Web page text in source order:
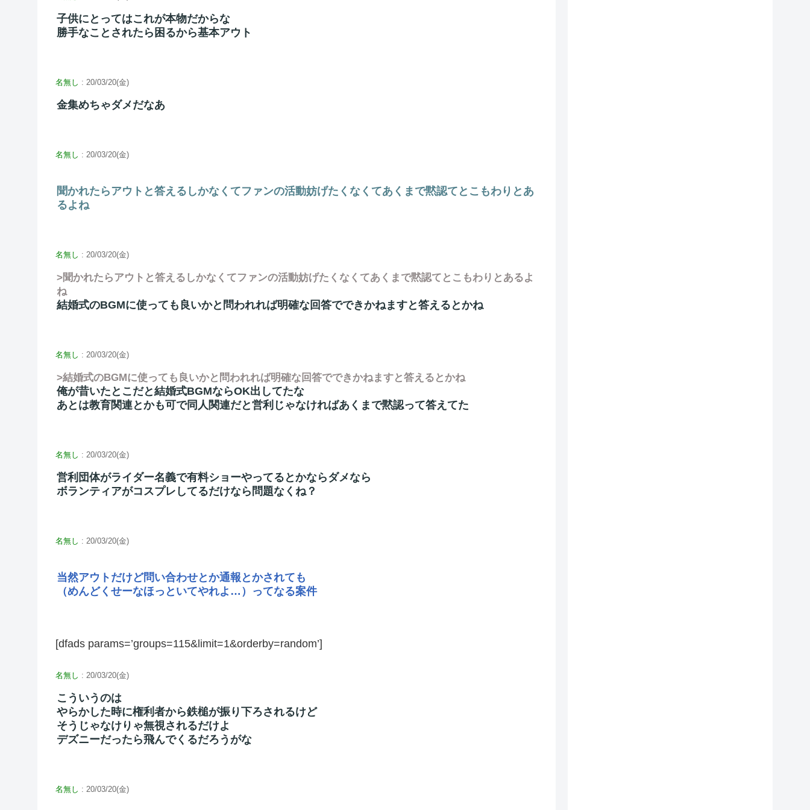
子供にとってはこれが本物だからな
勝手なことされたら困るから基本アウト
名無し : 20/03/20(金)
金集めちゃダメだなあ
名無し : 20/03/20(金)
聞かれたらアウトと答えるしかなくてファンの活動妨げたくなくてあくまで黙認てとこもわりとあ
るよね
名無し : 20/03/20(金)
>聞かれたらアウトと答えるしかなくてファンの活動妨げたくなくてあくまで黙認てとこもわりとあるよ
ね
結婚式のBGMに使っても良いかと問われれば明確な回答でできかねますと答えるとかね
名無し : 20/03/20(金)
>結婚式のBGMに使っても良いかと問われれば明確な回答でできかねますと答えるとかね
俺が昔いたとこだと結婚式BGMならOK出してたな
あとは教育関連とかも可で同人関連だと営利じゃなければあくまで黙認って答えてた
名無し : 20/03/20(金)
営利団体がライダー名義で有料ショーやってるとかならダメなら
ボランティアがコスプレしてるだけなら問題なくね？
名無し : 20/03/20(金)
当然アウトだけど問い合わせとか通報とかされても
（めんどくせーなほっといてやれよ…）ってなる案件
[dfads params=’groups=115&limit=1&orderby=random’]
名無し : 20/03/20(金)
こういうのは
やらかした時に権利者から鉄槌が振り下ろされるけど
そうじゃなけりゃ無視されるだけよ
デズニーだったら飛んでくるだろうがな
名無し : 20/03/20(金)